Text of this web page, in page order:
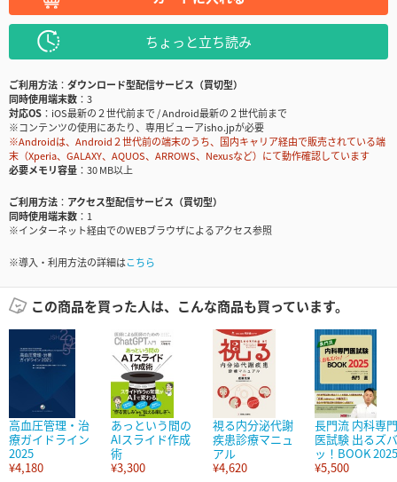
ちょっと立ち読み
ご利用方法
ダウンロード型配信サービス（買切型）
同時使用端末数
3
対応OS
iOS最新の２世代前まで / Android最新の２世代前まで
※コンテンツの使用にあたり、専用ビューアisho.jpが必要
※Androidは、Android２世代前の端末のうち、国内キャリア経由で販売されている端
末（Xperia、GALAXY、AQUOS、ARROWS、Nexusなど）にて動作確認しています
必要メモリ容量
30 MB以上
ご利用方法
アクセス型配信サービス（買切型）
同時使用端末数
1
※インターネット経由でのWEBブラウザによるアクセス参照
※導入・利用方法の詳細はこちら
この商品を買った人は、こんな商品も買っています。
高血圧管理・治
療ガイドライン
2025
¥4,180
あっという間の
AIスライド作成
術
¥3,300
視る内分泌代謝
疾患診療マニュ
アル
¥4,620
長門流 内科専門
医試験 出るズバ
ッ！BOOK 2025
¥5,500